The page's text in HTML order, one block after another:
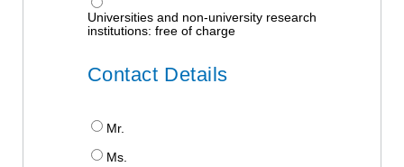
Universities and non-university research
institutions: free of charge
Contact Details
Mr.
Ms.